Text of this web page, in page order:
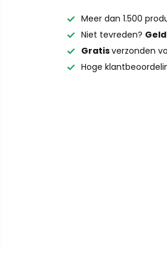
Meer dan 1.500
Niet tevreden?
Gratisverzonden
Hoge